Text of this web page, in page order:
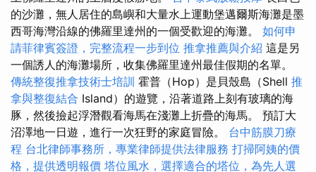
的沙灘，無人居住的島嶼和大量水上運動堡邁爾斯海灘是墨
西哥海灣沿線的佛羅里達州的一個受歡迎的海灘。 如何申
請菲律賓簽證，完整流程一步到位 推拿推薦與介紹 這是另
一個誘人的海灘場所，收集佛羅里達州最佳假期的名單。
傳統整復推拿技術士培訓 霍普（Hop）是貝殼島（Shell 推
拿與整復結合 Island）的遊覽，沿著道路上刻有玻璃的海
豚，然後撿起浮潛觀看海馬在淺灘上折疊的海馬。 預訂大
沼澤地一日遊，進行一次狂野的家庭冒險。 台中筋膜刀療
程 台北律師事務所，專業律師提供法律服務 打掃阿姨的價
格，提供透明報價 塔位風水，選擇適合的塔位，為先人選